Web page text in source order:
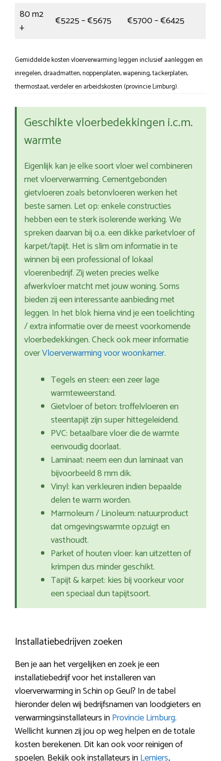
80 m2
+
€5225 – €5675 €5700 – €6425
Gemiddelde kosten vloerverwarming leggen inclusief aanleggen en
inregelen, draadmatten, noppenplaten, wapening, tackerplaten,
thermostaat, verdeler en arbeidskosten (provincie Limburg).
Geschikte vloerbedekkingen i.c.m.
warmte
Eigenlijk kan je elke soort vloer wel combineren
met vloerverwarming. Cementgebonden
gietvloeren zoals betonvloeren werken het
beste samen. Let op: enkele constructies
hebben een te sterk isolerende werking. We
spreken daarvan bij o.a. een dikke parketvloer of
karpet/tapijt. Het is slim om informatie in te
winnen bij een professional of lokaal
vloerenbedrijf. Zij weten precies welke
afwerkvloer matcht met jouw woning. Soms
bieden zij een interessante aanbieding met
leggen. In het blok hierna vind je een toelichting
/ extra informatie over de meest voorkomende
vloerbedekkingen. Check ook meer informatie
overVloerverwarming voor woonkamer.
Tegels en steen: een zeer lage
warmteweerstand.
Gietvloer of beton: troffelvloeren en
steentapijt zijn super hittegeleidend.
PVC: betaalbare vloer die de warmte
eenvoudig doorlaat.
Laminaat: neem een dun laminaat van
bijvoorbeeld 8 mm dik.
Vinyl: kan verkleuren indien bepaalde
delen te warm worden.
Marmoleum / Linoleum: natuurproduct
dat omgevingswarmte opzuigt en
vasthoudt.
Parket of houten vloer: kan uitzetten of
krimpen dus minder geschikt.
Tapijt & karpet: kies bij voorkeur voor
een speciaal dun tapijtsoort.
Installatiebedrijven zoeken
Ben je aan het vergelijken en zoek je een
installatiebedrijf voor het installeren van
vloerverwarming in Schin op Geul? In de tabel
hieronder delen wij bedrijfsnamen van loodgieters en
verwarmingsinstallateurs inProvincie Limburg.
Wellicht kunnen zij jou op weg helpen en de totale
kosten berekenen. Dit kan ook voor reinigen of